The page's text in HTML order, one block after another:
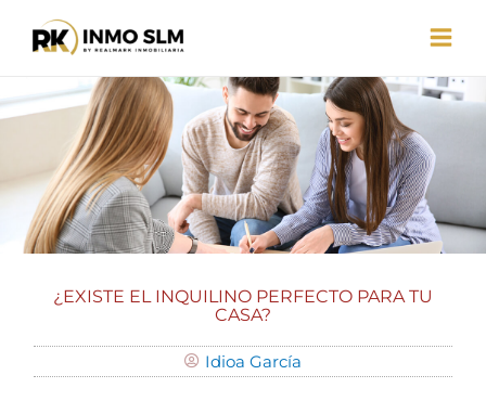
¿EXISTE EL INQUILINO PERFECTO PARA TU
CASA?
Idioa García